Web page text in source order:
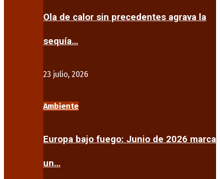
Ola de calor sin precedentes agrava la
sequía…
23 julio, 2026
Ambiente
Europa bajo fuego: Junio de 2026 marca
un…